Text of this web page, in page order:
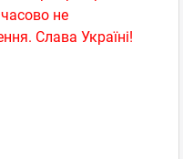
не
Слава Україні!